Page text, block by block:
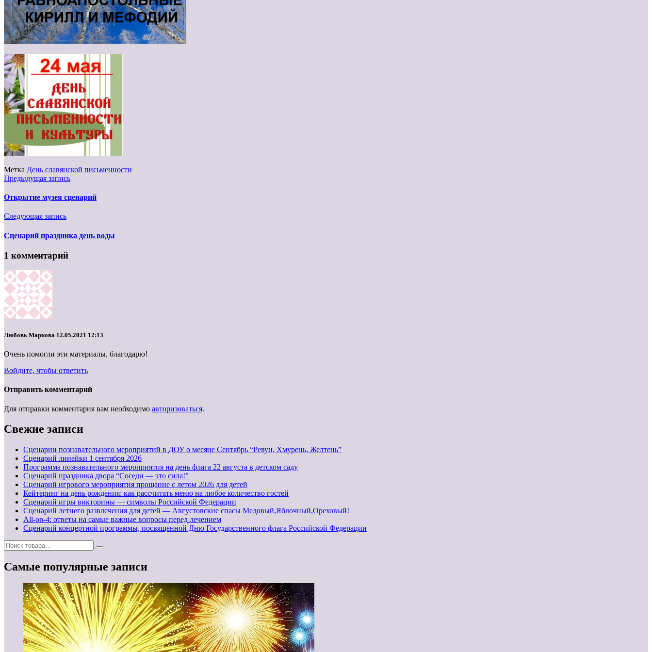
Метка День славянской письменности
Предыдущая запись
Открытие музея сценарий
Следующая запись
Сценарий праздника день воды
1 комментарий
Любовь Маркова 12.05.2021 12:13
Очень помогли эти материалы, благодарю!
Войдите, чтобы ответить
Отправить комментарий
Для отправки комментария вам необходимо авторизоваться.
Свежие записи
Сценарии познавательного мероприятий в ДОУ о месяце Сентябрь “Ревун, Хмурень, Желтень”
Cценарий линейки 1 сентября 2026
Программа познавательного мероприятия на день флага 22 августа в детском саду
Сценарий праздника двора “Соседи — это сила!”
Сценарий игрового мероприятия прощание с летом 2026 для детей
Кейтеринг на день рождения: как рассчитать меню на любое количество гостей
Сценарий игры викторины — символы Российской Федерации
Сценарий летнего развлечения для детей — Августовские спасы Медовый,Яблочный,Ореховый!
All-on-4: ответы на самые важные вопросы перед лечением
Сценарий концертной программы, посвященной Дню Государственного флага Российской Федерации
Самые популярные записи